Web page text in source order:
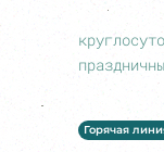
Горячая